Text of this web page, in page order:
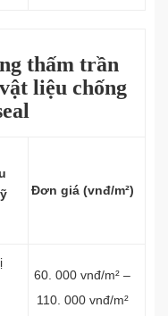
thấm trần
liệu chống
Đơn giá (vnđ/m²)
60. 000 vnđ/m² –
110. 000 vnđ/m²